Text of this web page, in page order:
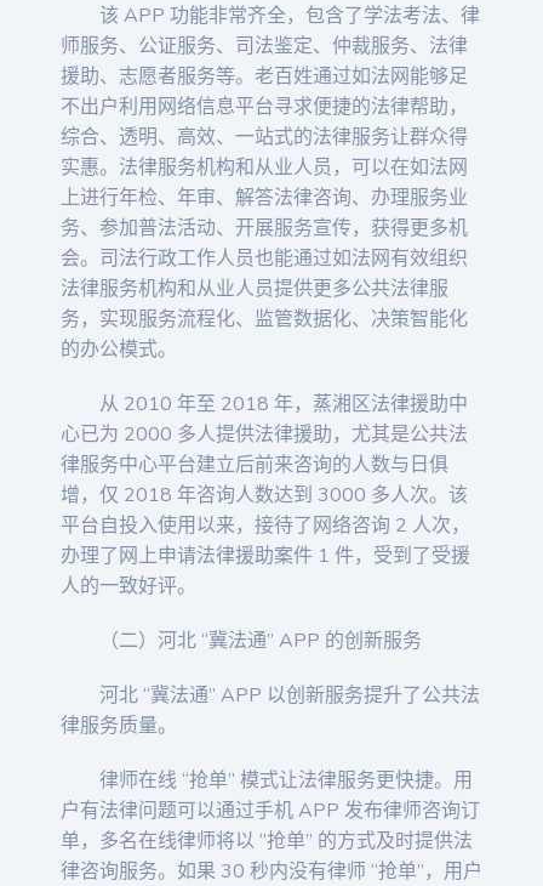
该 APP 功能非常齐全，包含了学法考法、律
师服务、公证服务、司法鉴定、仲裁服务、法律
援助、志愿者服务等。老百姓通过如法网能够足
不出户利用网络信息平台寻求便捷的法律帮助，
综合、透明、高效、一站式的法律服务让群众得
实惠。法律服务机构和从业人员，可以在如法网
上进行年检、年审、解答法律咨询、办理服务业
务、参加普法活动、开展服务宣传，获得更多机
会。司法行政工作人员也能通过如法网有效组织
法律服务机构和从业人员提供更多公共法律服
务，实现服务流程化、监管数据化、决策智能化
的办公模式。
从 2010 年至 2018 年，蒸湘区法律援助中
心已为 2000 多人提供法律援助，尤其是公共法
律服务中心平台建立后前来咨询的人数与日俱
增，仅 2018 年咨询人数达到 3000 多人次。该
平台自投入使用以来，接待了网络咨询 2 人次，
办理了网上申请法律援助案件 1 件，受到了受援
人的一致好评。
（二）河北 “冀法通” APP 的创新服务
河北 “冀法通” APP 以创新服务提升了公共法
律服务质量。
律师在线 “抢单” 模式让法律服务更快捷。用
户有法律问题可以通过手机 APP 发布律师咨询订
单，多名在线律师将以 “抢单” 的方式及时提供法
律咨询服务。如果 30 秒内没有律师 “抢单”，用户